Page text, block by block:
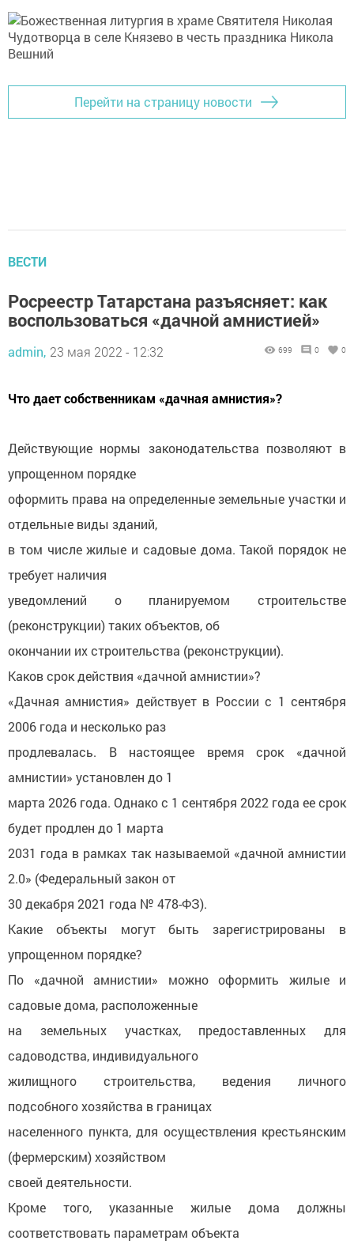
Перейти на страницу новости
ВЕСТИ
Росреестр Татарстана разъясняет: как
воспользоваться «дачной амнистией»
admin, 23 мая 2022 - 12:32 699 0 0
Что дает собственникам «дачная амнистия»?
Действующие нормы законодательства позволяют в
упрощенном порядке
оформить права на определенные земельные участки и
отдельные виды зданий,
в том числе жилые и садовые дома. Такой порядок не
требует наличия
уведомлений о планируемом строительстве
(реконструкции) таких объектов, об
окончании их строительства (реконструкции).
Каков срок действия «дачной амнистии»?
«Дачная амнистия» действует в России с 1 сентября
2006 года и несколько раз
продлевалась. В настоящее время срок «дачной
амнистии» установлен до 1
марта 2026 года. Однако с 1 сентября 2022 года ее срок
будет продлен до 1 марта
2031 года в рамках так называемой «дачной амнистии
2.0» (Федеральный закон от
30 декабря 2021 года № 478-ФЗ).
Какие объекты могут быть зарегистрированы в
упрощенном порядке?
По «дачной амнистии» можно оформить жилые и
садовые дома, расположенные
на земельных участках, предоставленных для
садоводства, индивидуального
жилищного строительства, ведения личного
подсобного хозяйства в границах
населенного пункта, для осуществления крестьянским
(фермерским) хозяйством
своей деятельности.
Кроме того, указанные жилые дома должны
соответствовать параметрам объекта